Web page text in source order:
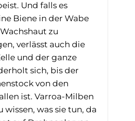
Und falls es
Biene in der Wabe
zu
verlässt auch die
und der ganze
sich, bis der
von den
ist. Varroa-Milben
wissen, was sie tun, da